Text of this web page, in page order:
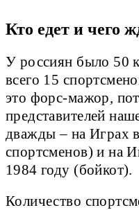
Кто едет и чего
У россиян было 50
всего 15
это форс-мажор,
представителей
дважды – на Играх
спортсменов) и на
1984 году (бойкот).
Количество